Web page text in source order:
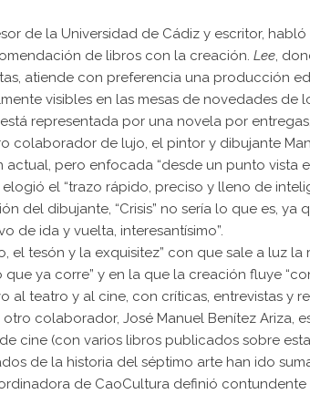
de la Universidad de Cádiz y escritor,
de libros con la creación. Lee,
atiende con preferencia una producción
visibles en las mesas de novedades de
representada por una novela por entregas,
colaborador de lujo, el pintor y dibujante
actual, pero enfocada “desde un punto vista
el “trazo rápido, preciso y lleno de
del dibujante, “Crisis” no sería lo que es, ya
de ida y vuelta, interesantísimo”.
el tesón y la exquisitez” con que sale a luz
ya corre” y en la que la creación fluye
al teatro y al cine, con críticas, entrevistas y
otro colaborador, José Manuel Benítez Ariza,
cine (con varios libros publicados sobre
de la historia del séptimo arte han ido
de CaoCultura definió contundente